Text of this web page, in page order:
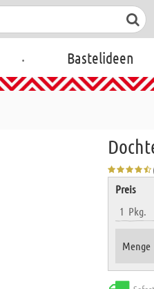
. Bastelideen
Preis
1 Pkg.
Menge